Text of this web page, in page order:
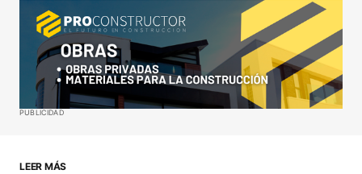
Your Name*
Your E-mail*
PUBLICIDAD
LEER MÁS